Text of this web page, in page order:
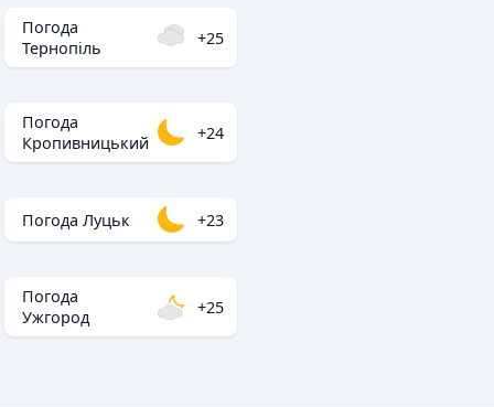
Погода
Тернопіль
+25
Погода
Кропивницький
+24
Погода Луцьк +23
Погода
Ужгород
+25